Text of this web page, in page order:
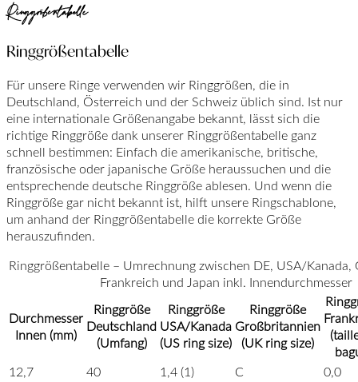
Ringgrößentabelle
Ringgrößentabelle
Für unsere Ringe verwenden wir Ringgrößen, die in
Deutschland, Österreich und der Schweiz üblich sind. Ist nur
eine internationale Größenangabe bekannt, lässt sich die
richtige Ringgröße dank unserer Ringgrößentabelle ganz
schnell bestimmen: Einfach die amerikanische, britische,
französische oder japanische Größe heraussuchen und die
entsprechende deutsche Ringgröße ablesen. Und wenn die
Ringgröße gar nicht bekannt ist, hilft unsere Ringschablone,
um anhand der Ringgrößentabelle die korrekte Größe
herauszufinden.
Ringgrößentabelle – Umrechnung zwischen DE, USA/
Frankreich und Japan inkl. Innendurchmesser
Durchmesser
Innen (mm)
Ringgröße
Deutschland
(Umfang)
Ringgröße
USA/Kanada
(US ring size)
Ringgröße
Großbritannien
(UK ring size)
12,7
40 1,4 (1) C
0,0